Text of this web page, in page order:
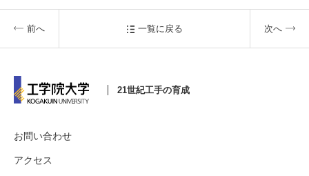
前へ 一覧に戻る 次へ
21世紀工手の育成
お問い合わせ
アクセス